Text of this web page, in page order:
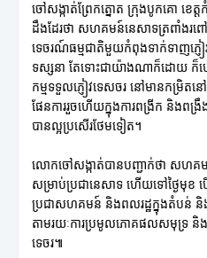
ចៅសង្កាត់ព្រែកត្នោត ក្រុងបូកគោ ខេ
ដឹងដែរថា សហគមន៍នេសាទត្រពាំងរព
ទេចរណ៍ធម្មជាតិមួយកំពុងទាក់ទាញភ្ញៀ
ទស្សនា តែទោះជាយ៉ាងណាក៏ដោយ ក៏ហេ
កម្មទទួលភ្ញៀវទេសចរ នៅមានកម្រិតន
ផែនការរួចហើយក្នុងការពង្រីក និង
បានល្អប្រសើរថែមទៀត។
លោកចៅសង្កាត់បានបញ្ជាក់ថា សហគ
សម្រាប់ប្រជានេសាទ ហើយទៅថ្ងៃមុខ
ប្រជាសហគមន៍ និងពលរដ្ឋក្នុងតំបន់ និង
តាមរយៈការប្រមូលភោគផលសមុទ្រ និងក
ទេចរ៕